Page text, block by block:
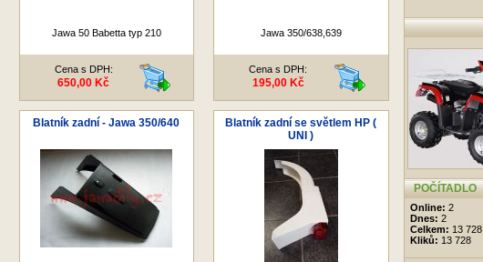
Jawa 50 Babetta typ 210
Cena s DPH:
650,00 Kč
Jawa 350/638,639
Cena s DPH:
195,00 Kč
Blatník zadní - Jawa 350/640
Blatník zadní se světlem HP (
UNI )
POČÍTADLO
Online: 2
Dnes: 2
Celkem: 13 728
Kliků: 13 728